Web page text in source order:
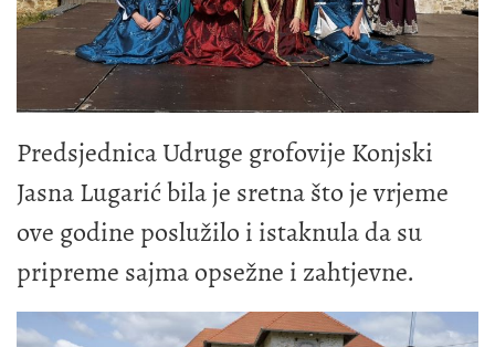
Predsjednica Udruge grofovije Konjski
Jasna Lugarić bila je sretna što je vrjeme
ove godine poslužilo i istaknula da su
pripreme sajma opsežne i zahtjevne.